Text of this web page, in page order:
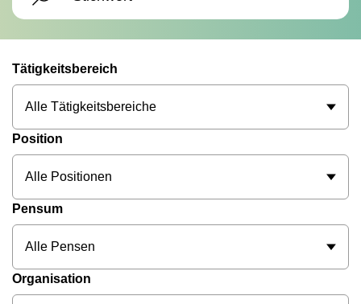
Tätigkeitsbereich
Alle Tätigkeitsbereiche
Position
Alle Positionen
Pensum
Alle Pensen
Organisation